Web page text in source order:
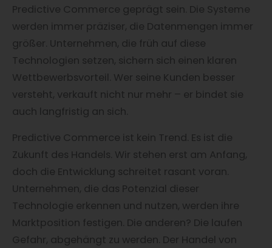
Predictive Commerce geprägt sein. Die Systeme
werden immer präziser, die Datenmengen immer
größer. Unternehmen, die früh auf diese
Technologien setzen, sichern sich einen klaren
Wettbewerbsvorteil. Wer seine Kunden besser
versteht, verkauft nicht nur mehr – er bindet sie
auch langfristig an sich.
Predictive Commerce ist kein Trend. Es ist die
Zukunft des Handels. Wir stehen erst am Anfang,
doch die Entwicklung schreitet rasant voran.
Unternehmen, die das Potenzial dieser
Technologie erkennen und nutzen, werden ihre
Marktposition festigen. Die anderen? Die laufen
Gefahr, abgehängt zu werden. Der Handel von